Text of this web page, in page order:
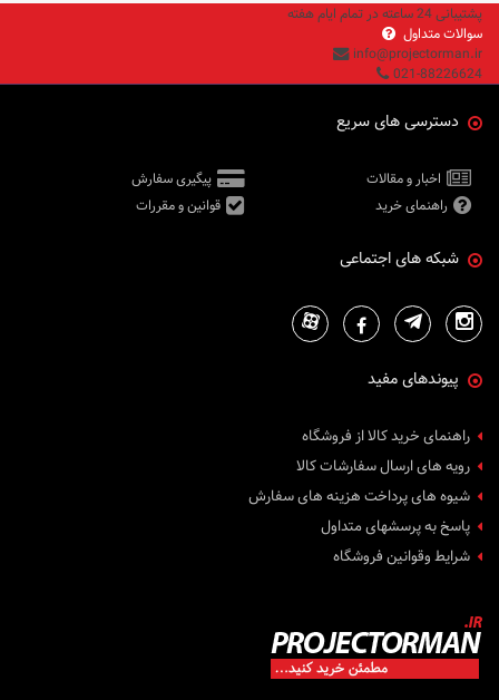
پشتیبانی 24 ساعته در تمام ایام هفته
سوالات متداول
info@projectorman.ir
021-88226624
دسترسی های سریع
اخبار و مقالات
پیگیری سفارش
راهنمای خرید
قوانین و مقررات
شبکه های اجتماعی
پیوندهای مفید
راهنمای خرید کالا از فروشگاه
رویه های ارسال سفارشات کالا
شیوه های پرداخت هزینه های سفارش
پاسخ به پرسشهای متداول
شرایط وقوانین فروشگاه